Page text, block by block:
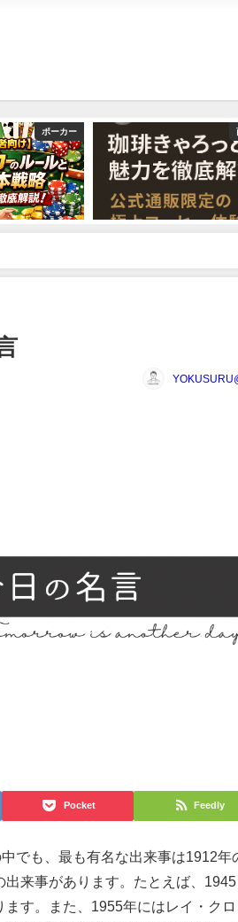
ポーカー
Pocket Feedly
でも、最も有名な出来事は1912年
来事があります。たとえば、1945
す。また、1955年にはレイ・クロ